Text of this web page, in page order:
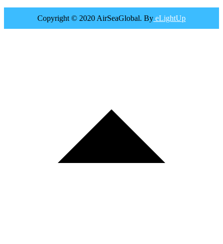
Copyright © 2020 AirSeaGlobal. By eLightUp